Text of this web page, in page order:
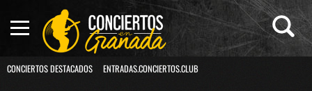
CONCIERTOS DESTACADOS ENTRADAS.CONCIERTOS.CLUB